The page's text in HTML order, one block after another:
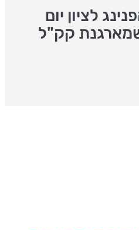
לציון יום
קק"ל